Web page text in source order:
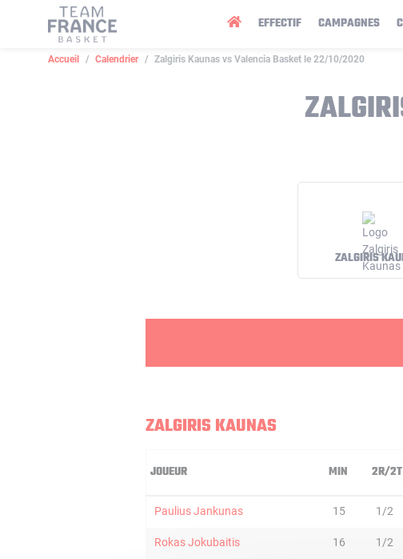
EFFECTIF CAMPAGNES
Accueil Calendrier Zalgiris Kaunas vs Valencia Basket le 22/10/2020
ZALGIRIS
ZALGIRIS KAUNAS
JOUEUR MIN 2R/2T
Paulius Jankunas 15 1/2
Rokas Jokubaitis 16 1/2
Panneau de gestion des cookies